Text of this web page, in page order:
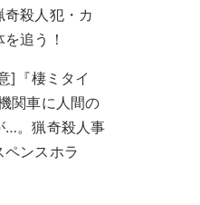
奇殺人犯・カ
追う！
]『棲ミタイ
関車に人間の
…。猟奇殺人事
ペンスホラ